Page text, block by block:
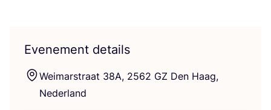
Evenement details
Wei­mars­traat 38A, 2562 GZ Den Haag,
Nederland